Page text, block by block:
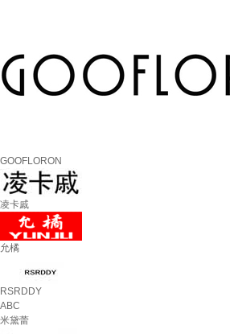
GOOFLORON
凌卡戚
允橘
RSRDDY
ABC
米黛蕾